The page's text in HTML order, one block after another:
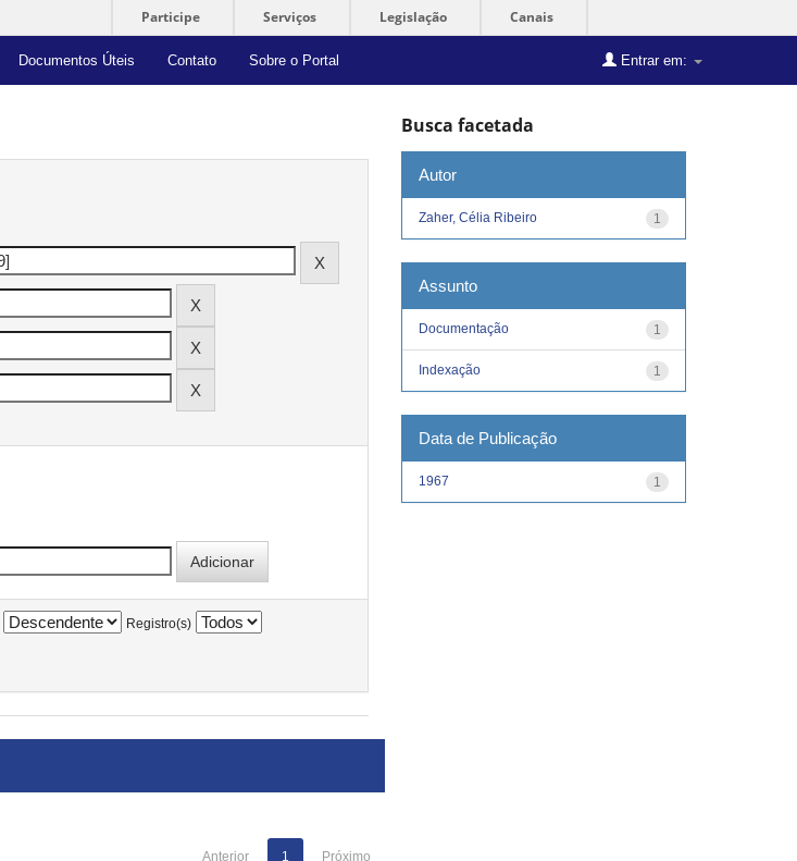
Participe Serviços Legislação Canais
Documentos Úteis Contato Sobre o Portal Entrar em:
Registro(s)
Anterior 1 Próximo
Busca facetada
Autor
1
Zaher, Célia Ribeiro
Assunto
1
Documentação
1
Indexação
Data de Publicação
1
1967